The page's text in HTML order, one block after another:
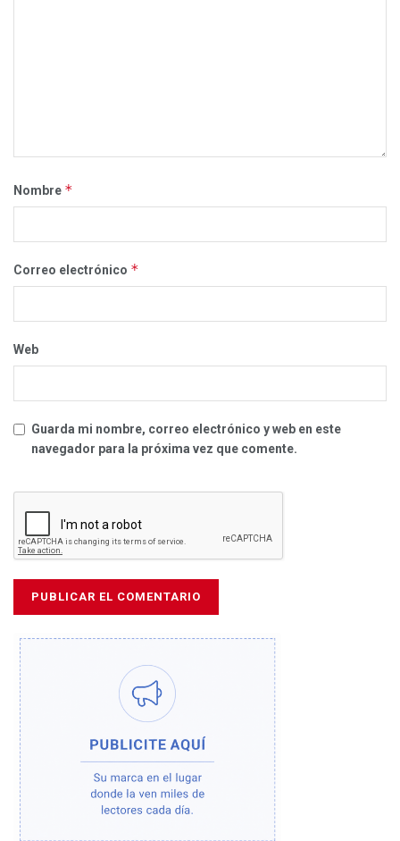
Nombre *
Correo electrónico *
Web
Guarda mi nombre, correo electrónico y web en este
navegador para la próxima vez que comente.